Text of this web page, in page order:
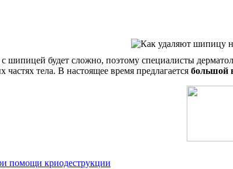
будет сложно, поэтому специалисты
тела. В настоящее время предлагается большой
помощи криодеструкции